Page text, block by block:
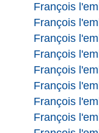
François
François
François
François
François
François
François
François